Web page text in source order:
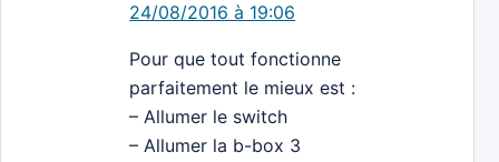
24/08/2016 à 19:06
Pour que tout fonctionne
parfaitement le mieux est :
– Allumer le switch
– Allumer la b-box 3